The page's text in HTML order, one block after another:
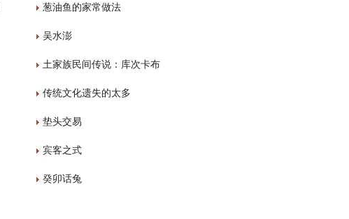
葱油鱼的家常做法
吴水澎
土家族民间传说：库次卡布
传统文化遗失的太多
垫头交易
宾客之式
癸卯话兔